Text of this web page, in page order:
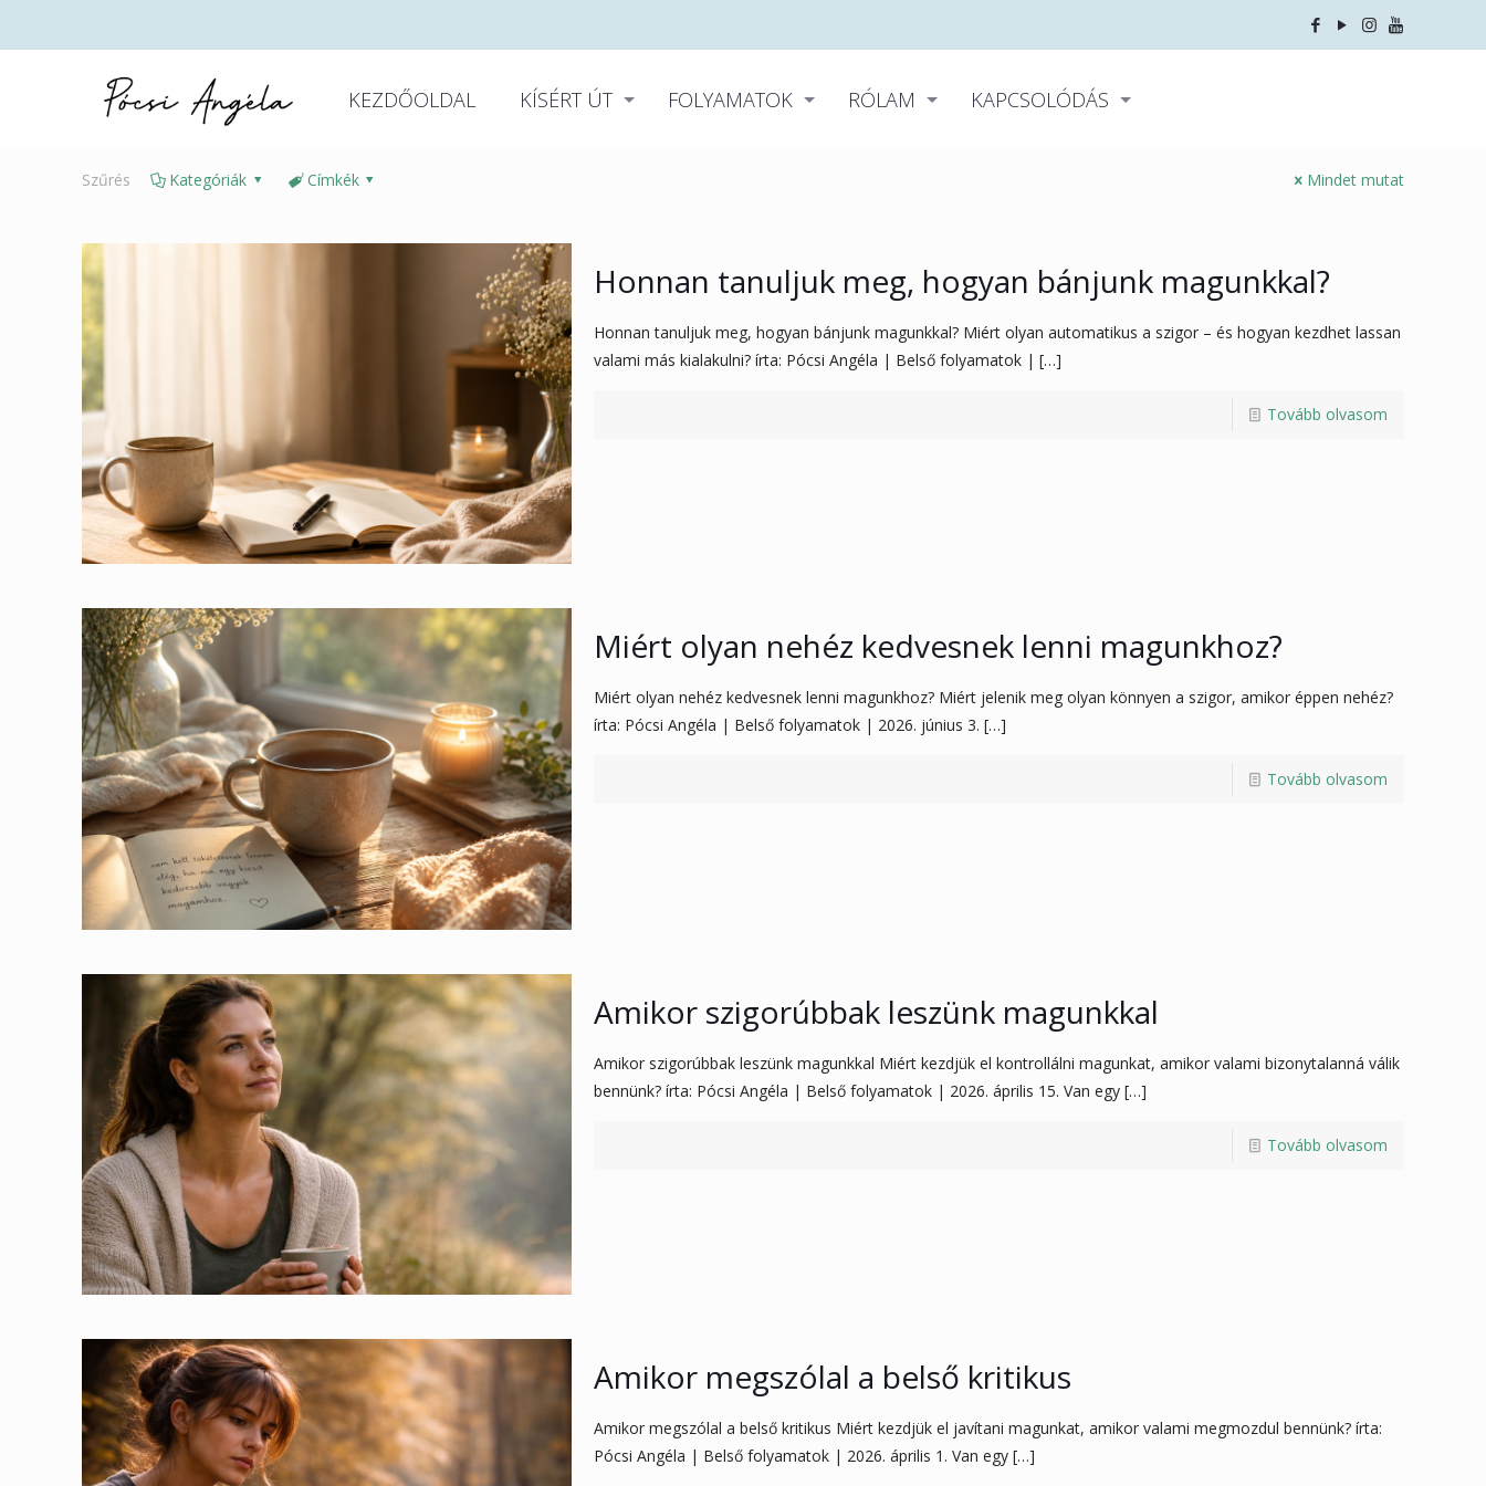
KEZDŐOLDAL KÍSÉRT ÚT FOLYAMATOK RÓLAM KAPCSOLÓDÁS
Szűrés Kategóriák Címkék Mindet mutat
Honnan tanuljuk meg, hogyan bánjunk magunkkal?
Honnan tanuljuk meg, hogyan bánjunk magunkkal? Miért olyan automatikus a szigor – és hogyan kezdhet lassan
valami más kialakulni? írta: Pócsi Angéla | Belső folyamatok | […]
Tovább olvasom
Miért olyan nehéz kedvesnek lenni magunkhoz?
Miért olyan nehéz kedvesnek lenni magunkhoz? Miért jelenik meg olyan könnyen a szigor, amikor éppen nehéz?
írta: Pócsi Angéla | Belső folyamatok | 2026. június 3. […]
Tovább olvasom
Amikor szigorúbbak leszünk magunkkal
Amikor szigorúbbak leszünk magunkkal Miért kezdjük el kontrollálni magunkat, amikor valami bizonytalanná válik
bennünk? írta: Pócsi Angéla | Belső folyamatok | 2026. április 15. Van egy[…]
Tovább olvasom
Amikor megszólal a belső kritikus
Amikor megszólal a belső kritikus Miért kezdjük el javítani magunkat, amikor valami megmozdul bennünk? írta:
Pócsi Angéla | Belső folyamatok | 2026. április 1. Van egy[…]